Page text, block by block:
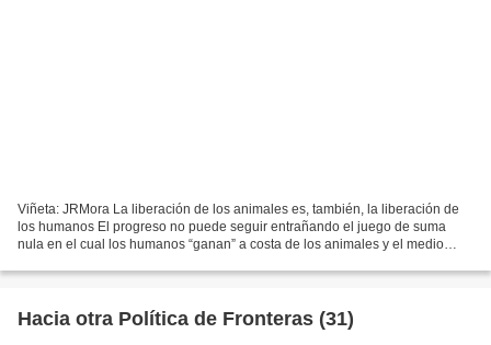
Viñeta: JRMora La liberación de los animales es, también, la liberación de
los humanos El progreso no puede seguir entrañando el juego de suma
nula en el cual los humanos “ganan” a costa de los animales y el medio
Hacia otra Política de Fronteras (31)